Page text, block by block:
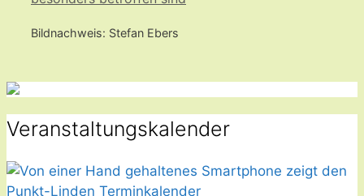
Bildnachweis: Stefan Ebers
Veranstaltungskalender